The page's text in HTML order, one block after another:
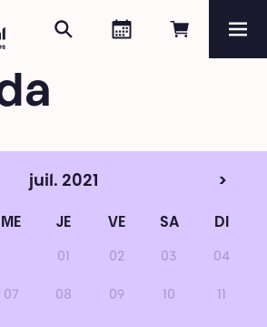
Réserver
Agenda
Rechercher
juil. 2021 >
ME JE VE SA DI
01 02 03 04
07 08 09 10 11